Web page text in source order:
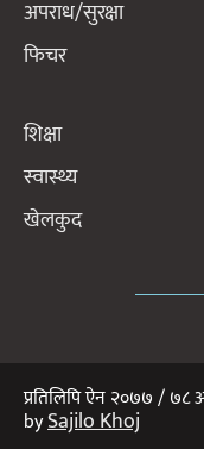
अपराध/सुरक्षा
फिचर
शिक्षा
स्वास्थ्य
खेलकुद
प्रतिलिपि ऐन २०७७ /
bySajilo Khoj